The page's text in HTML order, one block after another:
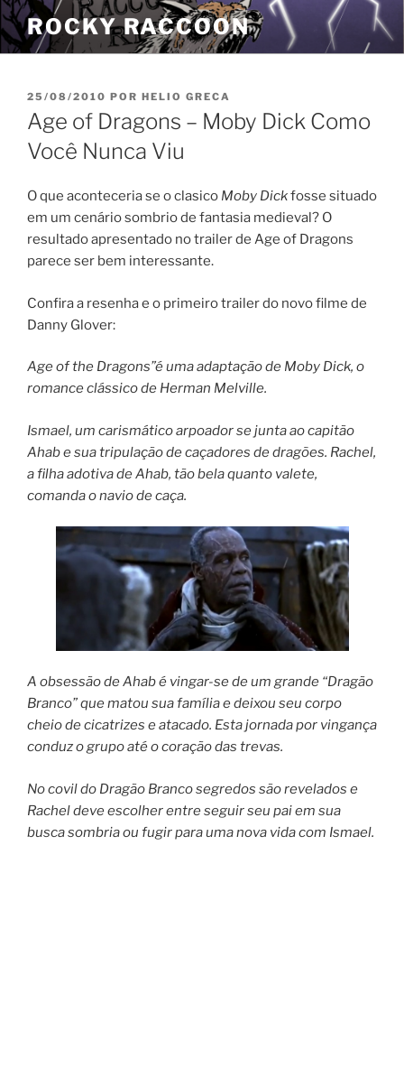
Pular
para
o
ROCKY RACCOON
PUBLICADO
EM
25/08/2010 POR HELIO GRECA
Age of Dragons – Moby Dick Como
Você Nunca Viu
O que aconteceria se o clasico Moby Dickfosse situado
em um cenário sombrio de fantasia medieval? O
resultado apresentado no trailer de Age of Dragons
parece ser bem interessante.
Confira a resenha e o primeiro trailer do novo filme de
Danny Glover:
Age of the Dragons”é uma adaptação de Moby Dick, o
romance clássico de Herman Melville.
Ismael, um carismático arpoador se junta ao capitão
Ahab e sua tripulação de caçadores de dragões. Rachel,
a filha adotiva de Ahab, tão bela quanto valete,
comanda o navio de caça.
A obsessão de Ahab é vingar-se de um grande “Dragão
Branco” que matou sua família e deixou seu corpo
cheio de cicatrizes e atacado. Esta jornada por vingança
conduz o grupo até o coração das trevas.
No covil do Dragão Branco segredos são revelados e
Rachel deve escolher entre seguir seu pai em sua
busca sombria ou fugir para uma nova vida com Ismael.